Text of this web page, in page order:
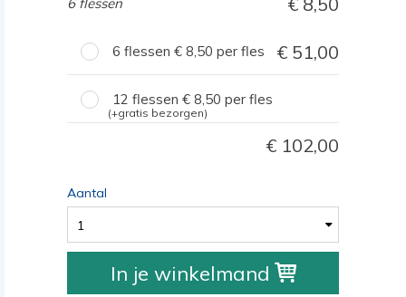
6 flessen 8,50 per fles 51,00
12 flessen 8,50 per fles
(+gratis bezorgen)
102,00
Aantal
1
In je winkelmand